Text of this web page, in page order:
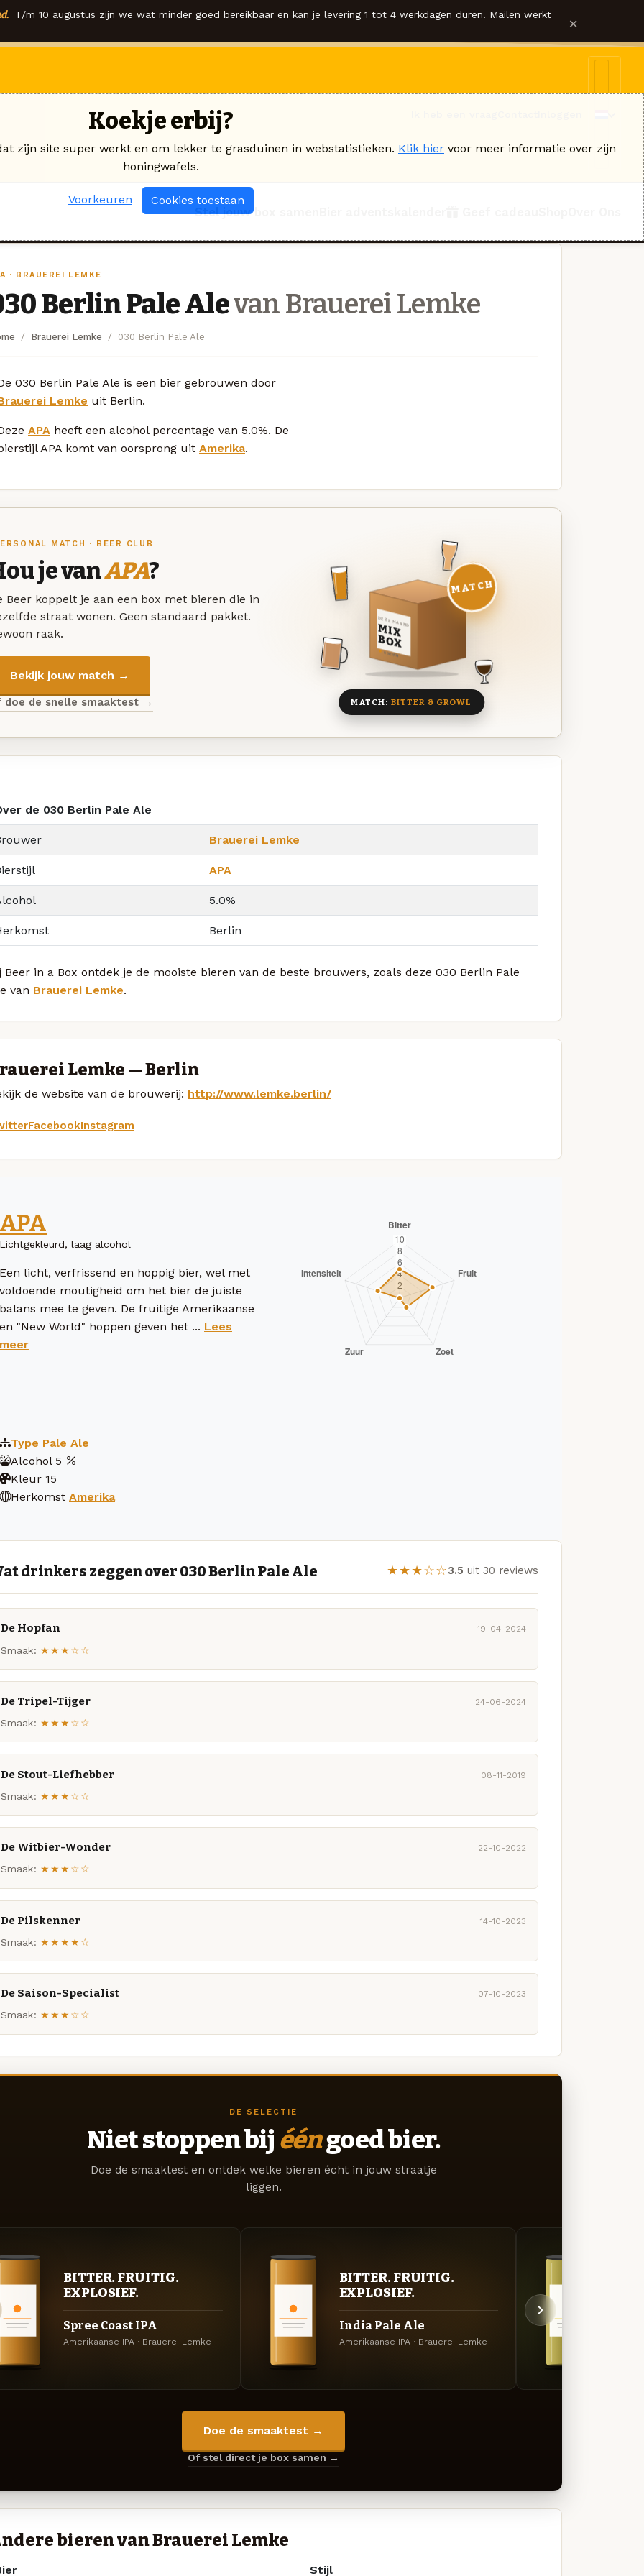
T/m 10 augustus zijn we wat minder goed bereikbaar en kan je levering 1 tot 4 werkdagen duren. Mailen werkt ×
Stel jouw box samen
· BRAUEREI LEMKE
Berlin Pale Alevan Brauerei Lemke
Brauerei Lemke 030 Berlin Pale Ale
030 Berlin Pale Ale is een bier gebrouwen door
Lemke uit Berlin.
APA heeft een alcohol percentage van 5.0%. De
APA komt van oorsprong uit Amerika.
MATCH · BEER CLUB
je vanAPA?
Beer koppelt je aan een box met bieren die in
straat wonen. Geen standaard pakket.
raak.
Bekijk jouw match →
doe de snelle smaaktest →
DEZE MAAND
MIX
BOX
8 BIEREN
MATCH
MATCH: BITTER & GROWL
de 030 Berlin Pale Ale
Brauerei Lemke
APA
5.0%
Berlin
Beer in a Box ontdek je de mooiste bieren van de beste brouwers, zoals deze 030 Berlin Pale
van Brauerei Lemke.
Lemke — Berlin
de website van de brouwerij: http://www.lemke.berlin/
FacebookInstagram
APA
Lichtgekleurd, laag alcohol
Een licht, verfrissend en hoppig bier, wel met
voldoende moutigheid om het bier de juiste
balans mee te geven. De fruitige Amerikaanse
en "New World" hoppen geven het ... Lees
meer
Type Pale Ale
Alcohol 5
Kleur 15
Herkomst Amerika
drinkers zeggen over 030 Berlin Pale Ale ★★★☆☆3.5 uit 30 reviews
De Hopfan 19-04-2024
Smaak: ★★★☆☆
De Tripel-Tijger 24-06-2024
Smaak: ★★★☆☆
De Stout-Liefhebber 08-11-2019
Smaak: ★★★☆☆
De Witbier-Wonder 22-10-2022
Smaak: ★★★☆☆
De Pilskenner 14-10-2023
Smaak: ★★★★☆
De Saison-Specialist 07-10-2023
Smaak: ★★★☆☆
DE SELECTIE
Niet stoppen bij ééngoed bier.
Doe de smaaktest en ontdek welke bieren écht in jouw straatje
liggen.
BITTER. FRUITIG.
EXPLOSIEF.
Spree Coast IPA
Amerikaanse IPA · Brauerei Lemke
BITTER. FRUITIG.
EXPLOSIEF.
India Pale Ale
Amerikaanse IPA · Brauerei Lemke
Doe de smaaktest →
Of stel direct je box samen →
bieren van Brauerei Lemke
Stijl
Koekje erbij?
zijn site super werkt en om lekker te grasduinen in webstatistieken. Klik hier voor meer informatie over zijn
honingwafels.
Voorkeuren Cookies toestaan